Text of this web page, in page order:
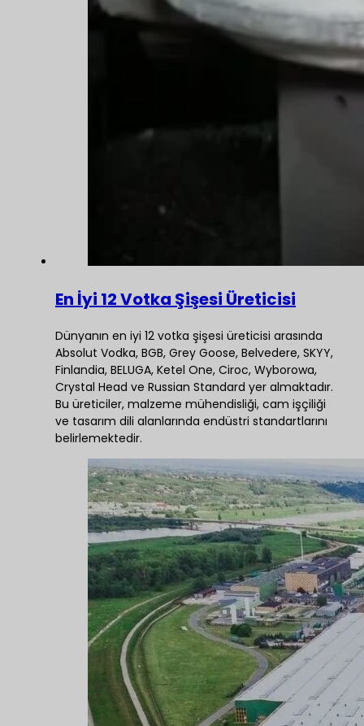
En İyi 12 Votka Şişesi Üreticisi
Dünyanın en iyi 12 votka şişesi üreticisi arasında
Absolut Vodka, BGB, Grey Goose, Belvedere, SKYY,
Finlandia, BELUGA, Ketel One, Ciroc, Wyborowa,
Crystal Head ve Russian Standard yer almaktadır.
Bu üreticiler, malzeme mühendisliği, cam işçiliği
ve tasarım dili alanlarında endüstri standartlarını
belirlemektedir.